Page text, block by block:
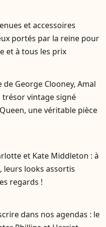
et accessoires
portés par la reine pour
et à tous les prix
de George Clooney, Amal
vintage signé
une véritable pièce
et Kate Middleton : à
leurs looks assortis
regards !
dans nos agendas : le